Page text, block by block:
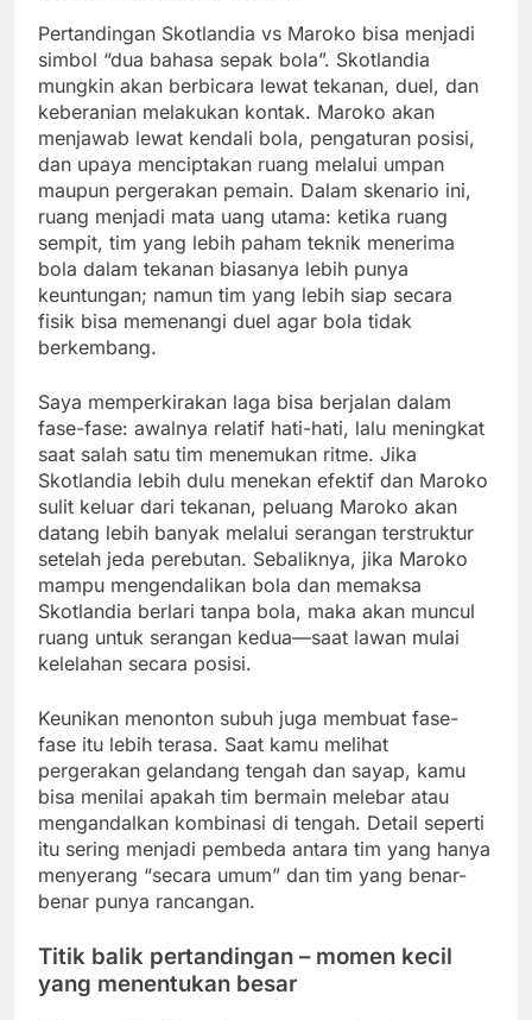
Pertandingan Skotlandia vs Maroko bisa menjadi
simbol “dua bahasa sepak bola”. Skotlandia
mungkin akan berbicara lewat tekanan, duel, dan
keberanian melakukan kontak. Maroko akan
menjawab lewat kendali bola, pengaturan posisi,
dan upaya menciptakan ruang melalui umpan
maupun pergerakan pemain. Dalam skenario ini,
ruang menjadi mata uang utama: ketika ruang
sempit, tim yang lebih paham teknik menerima
bola dalam tekanan biasanya lebih punya
keuntungan; namun tim yang lebih siap secara
fisik bisa memenangi duel agar bola tidak
berkembang.
Saya memperkirakan laga bisa berjalan dalam
fase-fase: awalnya relatif hati-hati, lalu meningkat
saat salah satu tim menemukan ritme. Jika
Skotlandia lebih dulu menekan efektif dan Maroko
sulit keluar dari tekanan, peluang Maroko akan
datang lebih banyak melalui serangan terstruktur
setelah jeda perebutan. Sebaliknya, jika Maroko
mampu mengendalikan bola dan memaksa
Skotlandia berlari tanpa bola, maka akan muncul
ruang untuk serangan kedua—saat lawan mulai
kelelahan secara posisi.
Keunikan menonton subuh juga membuat fase-
fase itu lebih terasa. Saat kamu melihat
pergerakan gelandang tengah dan sayap, kamu
bisa menilai apakah tim bermain melebar atau
mengandalkan kombinasi di tengah. Detail seperti
itu sering menjadi pembeda antara tim yang hanya
menyerang “secara umum” dan tim yang benar-
benar punya rancangan.
Titik balik pertandingan – momen kecil
yang menentukan besar